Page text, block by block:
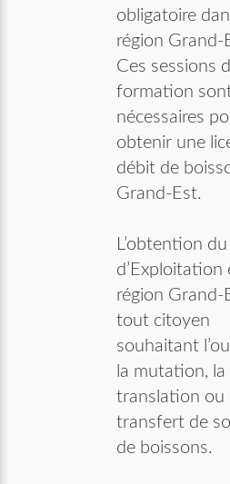
obligatoire
région Grand-
Ces sessions
formation
nécessaires
obtenir une
débit de
Grand-Est.
L’obtention
d’Exploitation
région Grand-
tout citoyen
souhaitant
la mutation, la
translation ou
transfert de
de boissons.